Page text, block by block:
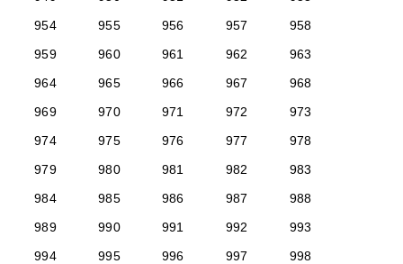
954
955 956 957
958
959
960 961 962
963
964
965 966 967
968
969
970 971 972
973
974
975 976 977
978
979
980 981 982
983
984
985 986 987
988
989
990 991 992
993
994
995 996 997
998